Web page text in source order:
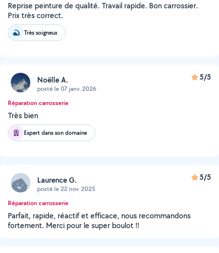
Reprise peinture de qualité. Travail rapide. Bon carrossier.
Prix très correct.
Très soigneux
Noëlle A.
posté le 07 janv. 2026
5/5
Réparation carrosserie
Très bien
Expert dans son domaine
Laurence G.
posté le 22 nov. 2025
5/5
Réparation carrosserie
Parfait, rapide, réactif et efficace, nous recommandons
fortement. Merci pour le super boulot !!